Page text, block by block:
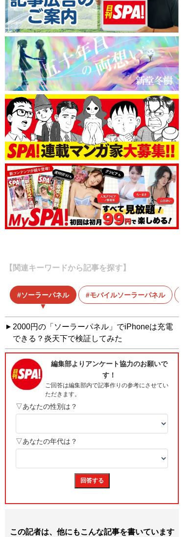
【関連キーワードから記事を探す】
ソーラーパネル モバイルソーラーパネル
2000円の「ソーラーパネル」でiPhoneは充電
できる？炎天下で検証してみた
この記者は、他にもこんな記事を書いています